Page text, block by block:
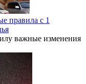
правила с 1
важные изменения